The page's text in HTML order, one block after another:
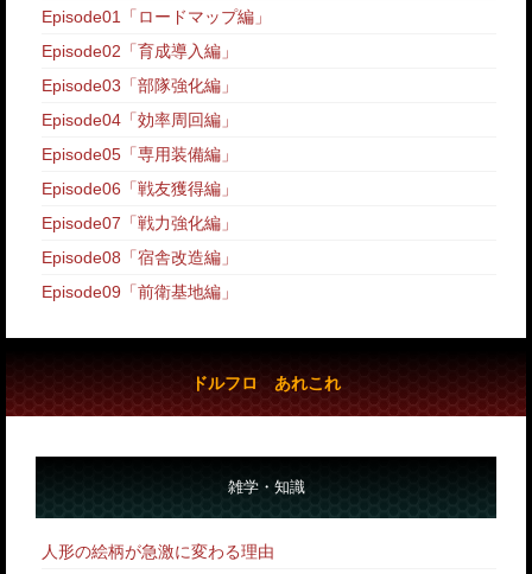
Episode01「ロードマップ編」
Episode02「育成導入編」
Episode03「部隊強化編」
Episode04「効率周回編」
Episode05「専用装備編」
Episode06「戦友獲得編」
Episode07「戦力強化編」
Episode08「宿舎改造編」
Episode09「前衛基地編」
ドルフロ あれこれ
雑学・知識
人形の絵柄が急激に変わる理由